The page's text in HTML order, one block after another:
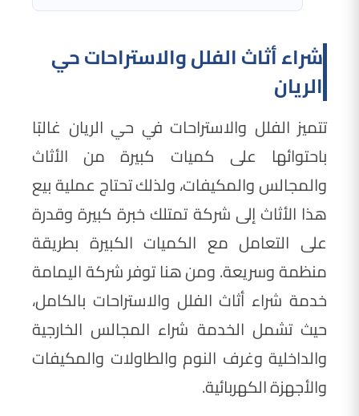
شراء أثاث الفلل والاستراحات حي
الريان
تتميز الفلل والاستراحات في حي الريان غالبًا
باحتوائها على كميات كبيرة من الأثاث
والمجالس والمكيفات، ولذلك تحتاج عملية بيع
هذا الأثاث إلى شركة تمتلك خبرة كبيرة وقدرة
على التعامل مع الكميات الكبيرة بطريقة
منظمة وسريعة. ومن هنا توفر شركة اليمامة
خدمة شراء أثاث الفلل والاستراحات بالكامل،
حيث تشمل الخدمة شراء المجالس الخارجية
والداخلية وغرف النوم والطاولات والمكيفات
والأجهزة الكهربائية.